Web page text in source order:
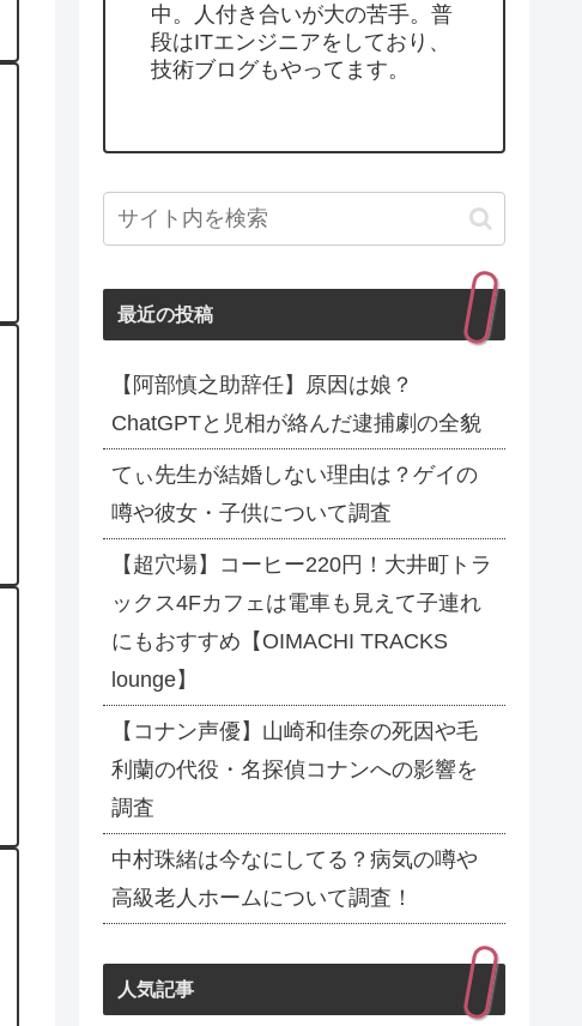
中。人付き合いが大の苦手。普
段はITエンジニアをしており、
技術ブログもやってます。
最近の投稿
【阿部慎之助辞任】原因は娘？
ChatGPTと児相が絡んだ逮捕劇の全貌
てぃ先生が結婚しない理由は？ゲイの
噂や彼女・子供について調査
【超穴場】コーヒー220円！大井町トラ
ックス4Fカフェは電車も見えて子連れ
にもおすすめ【OIMACHI TRACKS
lounge】
【コナン声優】山崎和佳奈の死因や毛
利蘭の代役・名探偵コナンへの影響を
調査
中村珠緒は今なにしてる？病気の噂や
高級老人ホームについて調査！
人気記事